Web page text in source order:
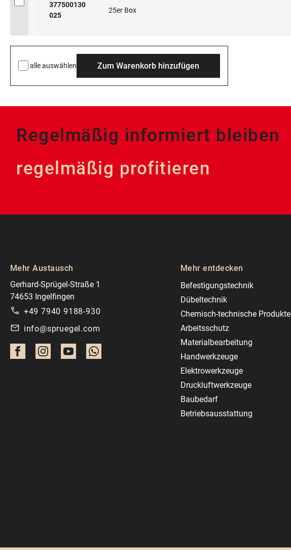
377500130
025
25er Box
alle auswählen Zum Warenkorb hinzufügen
Regelmäßig informiert bleiben
regelmäßig profitieren
Mehr Austausch
Gerhard-Sprügel-Straße 1
74653 Ingelfingen
+49 7940 9188-930
info@spruegel.com
Mehr entdecken
Befestigungstechnik
Dübeltechnik
Chemisch-technische Produkte
Arbeitsschutz
Materialbearbeitung
Handwerkzeuge
Elektrowerkzeuge
Druckluftwerkzeuge
Baubedarf
Betriebsausstattung